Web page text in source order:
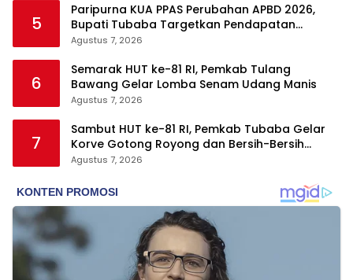
5
Paripurna KUA PPAS Perubahan APBD 2026,
Bupati Tubaba Targetkan Pendapatan
Daerah Rp820,3 Miliar
Agustus 7, 2026
6
Semarak HUT ke-81 RI, Pemkab Tulang
Bawang Gelar Lomba Senam Udang Manis
Agustus 7, 2026
7
Sambut HUT ke-81 RI, Pemkab Tubaba Gelar
Korve Gotong Royong dan Bersih-Bersih
Serentak
Agustus 7, 2026